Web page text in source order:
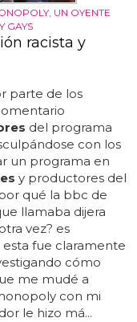
UN OYENTE
GAYS
racista y
parte de los
del programa
con los
un programa en
y productores del
qué la bbc de
llamaba dijera
vez? es
fue claramente
cómo
me mudé a
con mi
le hizo má...